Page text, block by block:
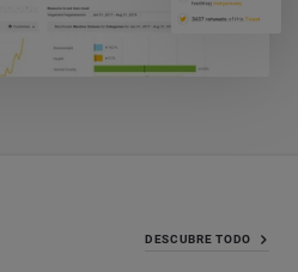
DESCUBRE TODO